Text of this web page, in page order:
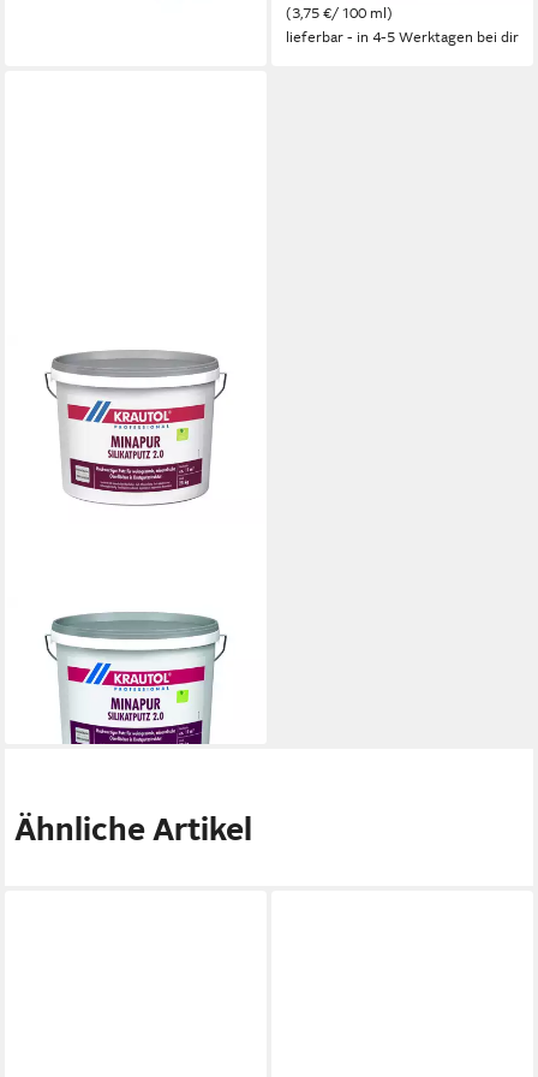
(3,75 €/ 100 ml)
lieferbar - in 4-5 Werktagen bei dir
KRAUTOL
Silikonharzputz
79,99 €
(3,20 €/ 1 kg)
lieferbar - in 2-3 Werktagen bei dir
Ähnliche Artikel